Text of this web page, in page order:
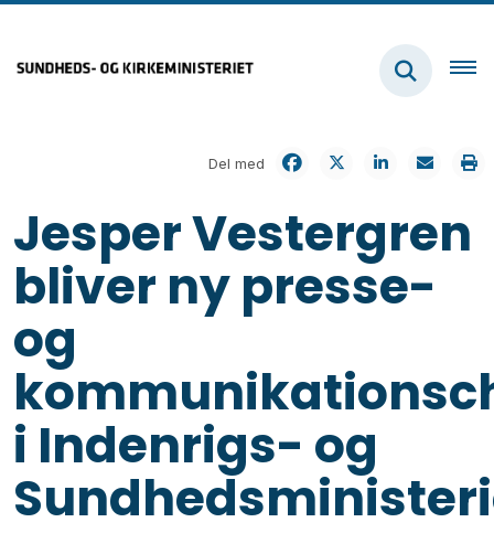
Del med
Jesper Vestergren
bliver ny presse-
og
i Indenrigs- og